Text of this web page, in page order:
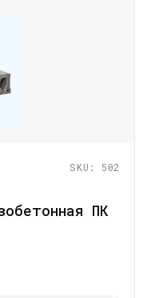
SKU: 502
ПК